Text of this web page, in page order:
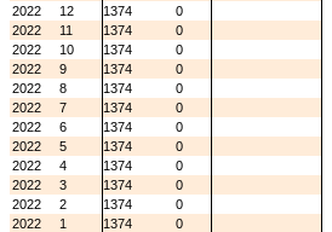
2022
12 1374
0
2022
11 1374
0
2022
10 1374
0
2022
9 1374
0
2022
8 1374
0
2022
7 1374
0
2022
6 1374
0
2022
5 1374
0
2022
4 1374
0
2022
3 1374
0
2022
2 1374
0
2022
1 1374
0